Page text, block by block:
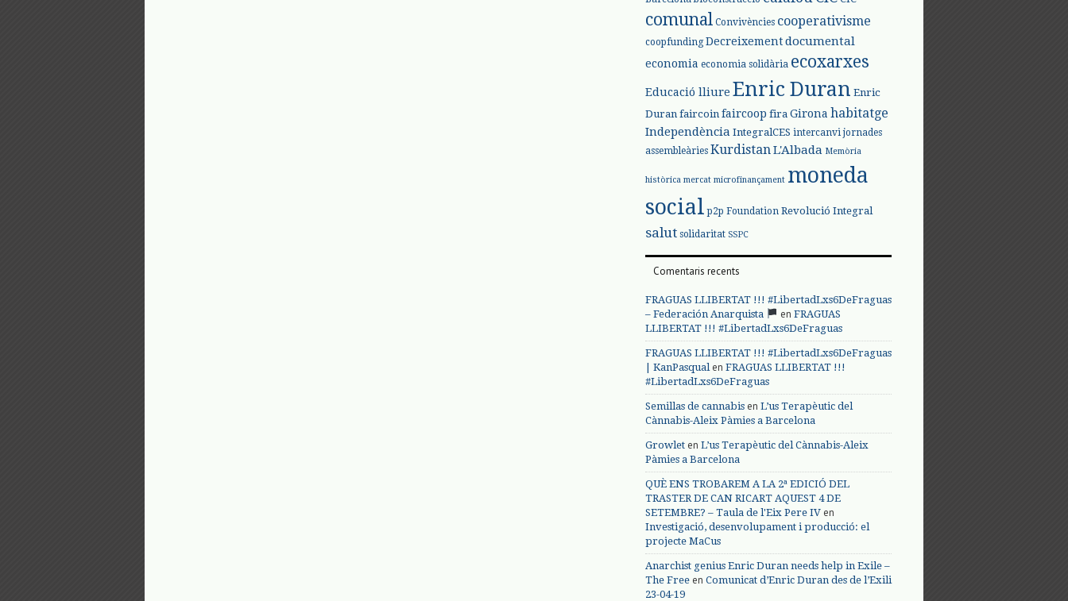
comunal Convivències cooperativisme
coopfunding Decreixementdocumental
economia economia solidària ecoxarxes
Educació lliure Enric Duran Enric
Duran faircoin faircoop fira Girona habitatge
Independència IntegralCES intercanvi jornades
assembleàries Kurdistan L'Albada Memòria
històrica mercat microfinançament moneda
social p2p Foundation Revolució Integral
salut solidaritat SSPC
Comentaris recents
FRAGUAS LLIBERTAT !!! #LibertadLxs6DeFraguas
– Federación Anarquista
en FRAGUAS
LLIBERTAT !!! #LibertadLxs6DeFraguas
FRAGUAS LLIBERTAT !!! #LibertadLxs6DeFraguas
| KanPasqualen FRAGUAS LLIBERTAT !!!
#LibertadLxs6DeFraguas
Semillas de cannabis en L’us Terapèutic del
Cànnabis-Aleix Pàmies a Barcelona
Growlet en L’us Terapèutic del Cànnabis-Aleix
Pàmies a Barcelona
QUÈ ENS TROBAREM A LA 2ª EDICIÓ DEL
TRASTER DE CAN RICART AQUEST 4 DE
SETEMBRE? – Taula de l'Eix Pere IV en
Investigació, desenvolupament i producció: el
projecte MaCus
Anarchist genius Enric Duran needs help in Exile –
The Free en Comunicat d’Enric Duran des de l’Exili
23-04-19